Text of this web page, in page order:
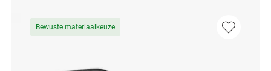
Bewuste materiaalkeuze